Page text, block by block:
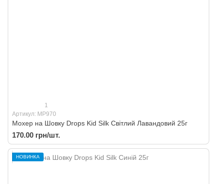
1
Артикул: MP970
Мохер на Шовку Drops Kid Silk Cвітлий Лавандовий 25г
170.00 грн/шт.
НОВИНКА